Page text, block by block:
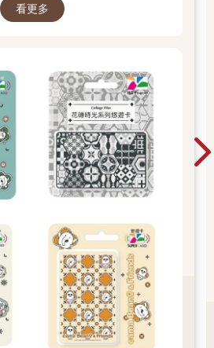
的象徵。但對於筆記型電腦來說，重
訊息。輕巧這項特質對於耳罩式耳機
用到平底鍋上卻是意味著廉價。厚底
印象，但好的運動鞋卻是輕巧柔韌
該要足夠輕巧，但安置於定點使用的
用完即可丟棄的筆應該是要輕巧的，
突顯耐用度與格調。拋棄式刮鬍刀的
視、收音機或廚房電器這種會產出一
外殼設計開孔讓空氣能自然流通。
看更多